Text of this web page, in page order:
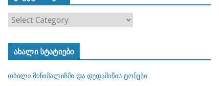
ტ
ო
ახალი სტატიები
თბილი მინიმალიზმი და დედამიწის ტონები